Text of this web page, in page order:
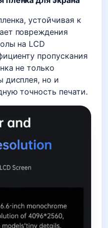
устойчивая к
повреждения
на LCD
пропускания
не только
дисплея, но и
точность печати.